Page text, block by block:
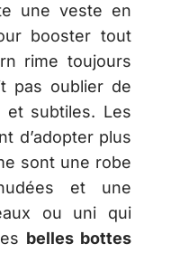
une veste en
booster tout
rime toujours
pas oublier de
subtiles. Les
d’adopter plus
sont une robe
et une
ou uni qui
belles bottes